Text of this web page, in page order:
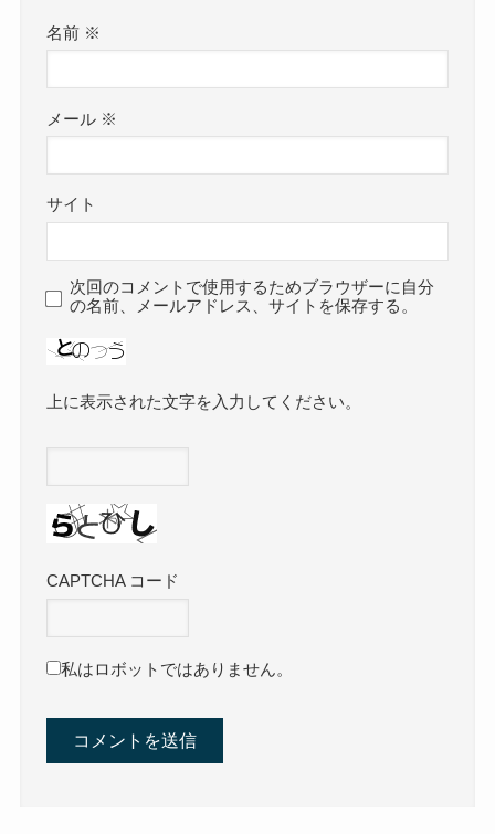
名前 ※
メール ※
サイト
次回のコメントで使用するためブラウザーに自分
の名前、メールアドレス、サイトを保存する。
上に表示された文字を入力してください。
CAPTCHA コード
私はロボットではありません。